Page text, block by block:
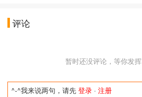
评论
暂时还没评论，等你发挥
^-^我来说两句，请先 登录 · 注册